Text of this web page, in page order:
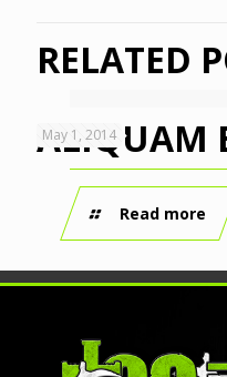
RELATED
May 1, 2014
ALIQUAM
Read more